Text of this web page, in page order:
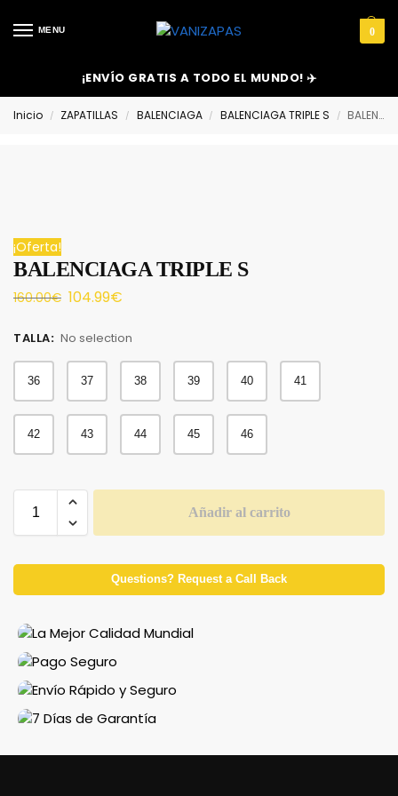
MENU 0
¡ENVÍO GRATIS A TODO EL MUNDO! ✈️
Inicio / ZAPATILLAS / BALENCIAGA / BALENCIAGA TRIPLE S / BALENCIAGA TRIPLE S
¡Oferta!
BALENCIAGA TRIPLE S
160.00€ 104.99€
TALLA: No selection
36 37 38 39 40 41
42 43 44 45 46
Añadir al carrito
Questions? Request a Call Back